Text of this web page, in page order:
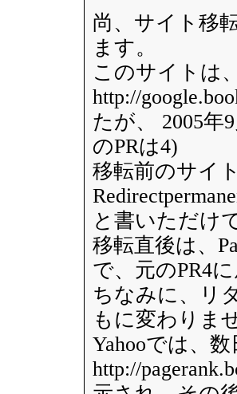
尚、サイト移
ます。
このサイトは
http://
たが、 2005年
のPRは4)
移転前のサイ
と書いただけ
移転直後は、
で、元のPR4
ちなみに、リ
もに変わりま
Yahooでは、数
http://